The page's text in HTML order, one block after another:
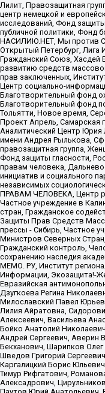
Лилит, Правозащитная
центр немецкой и
исследований, Фонд
публичной политики, Фонд
НАСИЛИЮ.НЕТ, Мы против
Открытый Петербург, Лига
Гражданский Союз, Хасдей
развитию средств
прав заключенных,
Центр социально-
Благотворительный фонд
Благотворительный фонд
Тольятти, Новое время,
Проект Апрель, Самарская
Аналитический Центр
имени Андрея Рылькова,
правозащитная группа,
Фонд защиты гласности,
правам человека,
инициатив и социального
независимых
ПРАВАМ ЧЕЛОВЕКА, Центр
Частное учреждение в
стран, Гражданское
Защиты Прав Средств
прессы - Сибирь, Частное
Министров Северных
Гражданский контроль,
сохранению наследия
МЕМО. РУ, Институт
Информации, Экозащита!-
Евразийская
Дзугкоева Регина
Милославский Павел
Лилия Айратовна,
Алексеевич, Васильева
Бойко Анатолий
Андрей Сергеевич, Аверин
Бекханович, Шарипков
Шведов Григорий
Каргалицкий Борис
Тимур Рифгатович,
Алексадрович,